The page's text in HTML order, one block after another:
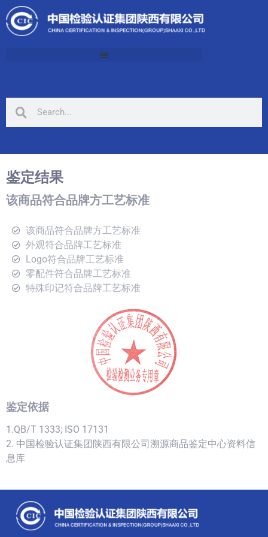
鉴定结果
该商品符合品牌方工艺标准
该商品符合品牌方工艺标准
外观符合品牌工艺标准
Logo符合品牌工艺标准
零配件符合品牌工艺标准
特殊印记符合品牌工艺标准
鉴定依据
1.QB/T 1333; ISO 17131
2. 中国检验认证集团陕西有限公司溯源商品鉴定中心资料信
息库